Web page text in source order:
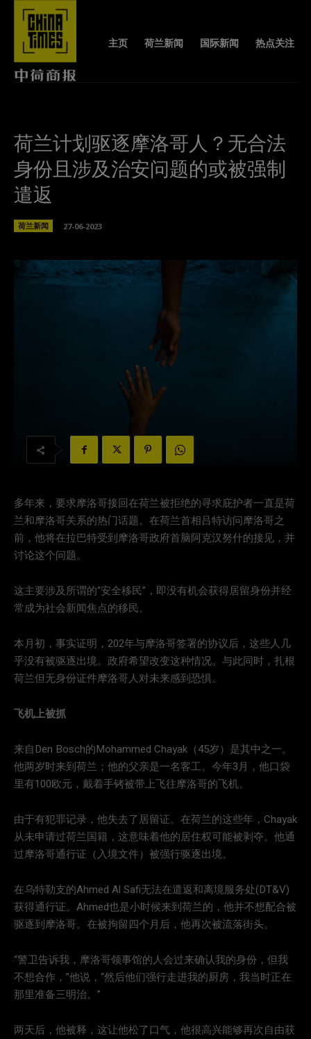
主页 荷兰新闻 国际新闻 热点关注
荷兰计划驱逐摩洛哥人？无合法
身份且涉及治安问题的或被强制
遣返
荷兰新闻 27-06-2023
多年来，要求摩洛哥接回在荷兰被拒绝的寻求庇护者一直是荷
兰和摩洛哥关系的热门话题。在荷兰首相吕特访问摩洛哥之
前，他将在拉巴特受到摩洛哥政府首脑阿克汉努什的接见，并
讨论这个问题。
这主要涉及所谓的“安全移民”，即没有机会获得居留身份并经
常成为社会新闻焦点的移民。
本月初，事实证明，202年与摩洛哥签署的协议后，这些人几
乎没有被驱逐出境。政府希望改变这种情况。与此同时，扎根
荷兰但无身份证件摩洛哥人对未来感到恐惧。
飞机上被抓
来自Den Bosch的Mohammed Chayak（45岁）是其中之一。
他两岁时来到荷兰；他的父亲是一名客工。今年3月，他口袋
里有100欧元，戴着手铐被带上飞往摩洛哥的飞机。
由于有犯罪记录，他失去了居留证。在荷兰的这些年，Chayak
从未申请过荷兰国籍，这意味着他的居住权可能被剥夺。他通
过摩洛哥通行证（入境文件）被强行驱逐出境。
在乌特勒支的Ahmed Al Safi无法在遣返和离境服务处(DT&V)
获得通行证。Ahmed也是小时候来到荷兰的，他并不想配合被
驱逐到摩洛哥。在被拘留四个月后，他再次被流落街头。
“警卫告诉我，摩洛哥领事馆的人会过来确认我的身份，但我
不想合作，”他说，“然后他们强行走进我的厨房，我当时正在
那里准备三明治。”
两天后，他被释，这让他松了口气，他很高兴能够再次自由获